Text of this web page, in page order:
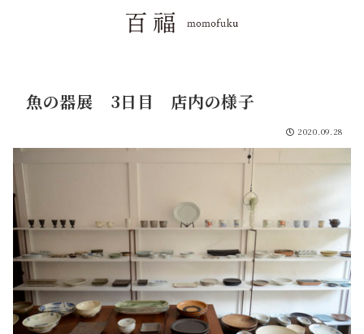
魚の器展 3日目 店内の様子
2020.09.28